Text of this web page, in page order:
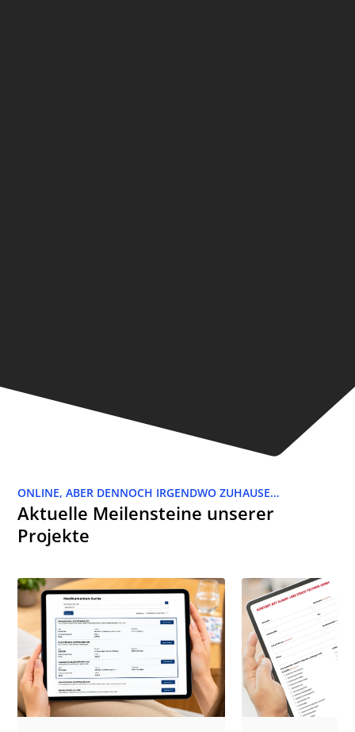
ONLINE, ABER DENNOCH IRGENDWO ZUHAUSE…
Aktuelle Meilensteine unserer
Projekte